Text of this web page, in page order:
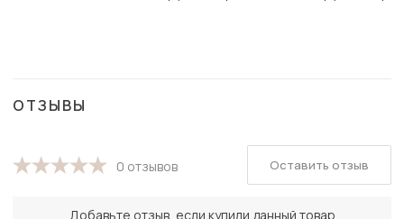
ОТЗЫВЫ
0 отзывов
Добавьте отзыв, если купили данный товар
Оставить отзыв